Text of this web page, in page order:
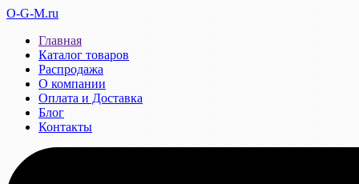
O-G-M.ru
Главная
Каталог товаров
Распродажа
О компании
Оплата и Доставка
Блог
Контакты